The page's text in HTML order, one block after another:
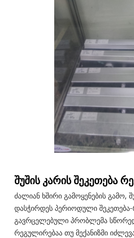
შუშის კარის შეკეთება
ძალიან ხშირი გამოყენების გამო,
დასჭირდეს პერიოდული
გავრცელებული პრობლემა სწორედ
რეგულირებაა თუ მექანიზმი